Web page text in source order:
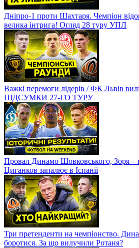
Дніпро-1 проти Шахтаря. Чемпіон
велика інтрига! Огляд 28 туру УПЛ
Важкі перемоги лідерів / ФК Львів
ПІДСУМКИ 27-ГО ТУРУ
Провал Динамо Шовковського, Зоря –
Циганков запалює в Іспанії
Три претенденти на чемпіонство.
боротися. За що вилучили Ротаня?